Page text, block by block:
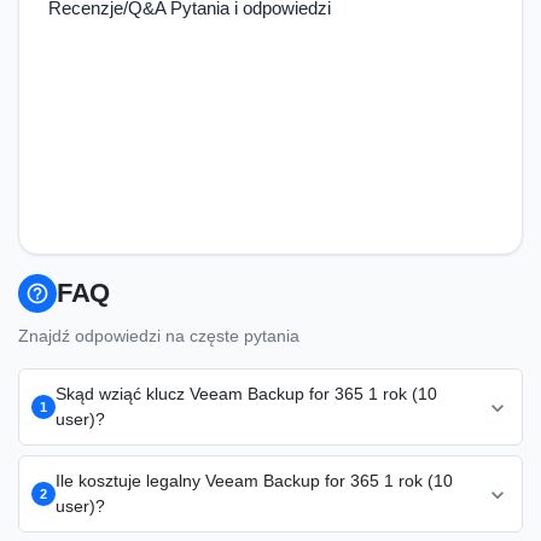
Recenzje/Q&A Pytania i odpowiedzi
help_outline FAQ
Znajdź odpowiedzi na częste pytania
1
Skąd wziąć klucz Veeam Backup for 365 1 rok (10
user)?
expand_more
legalnie kupisz w KluczeSoft.pl — oryginalna licencja
wieczysta od 600 zł, faktura VAT 23%, dostawa e-mailem w 1-
2
Ile kosztuje legalny Veeam Backup for 365 1 rok (10
user)?
expand_more